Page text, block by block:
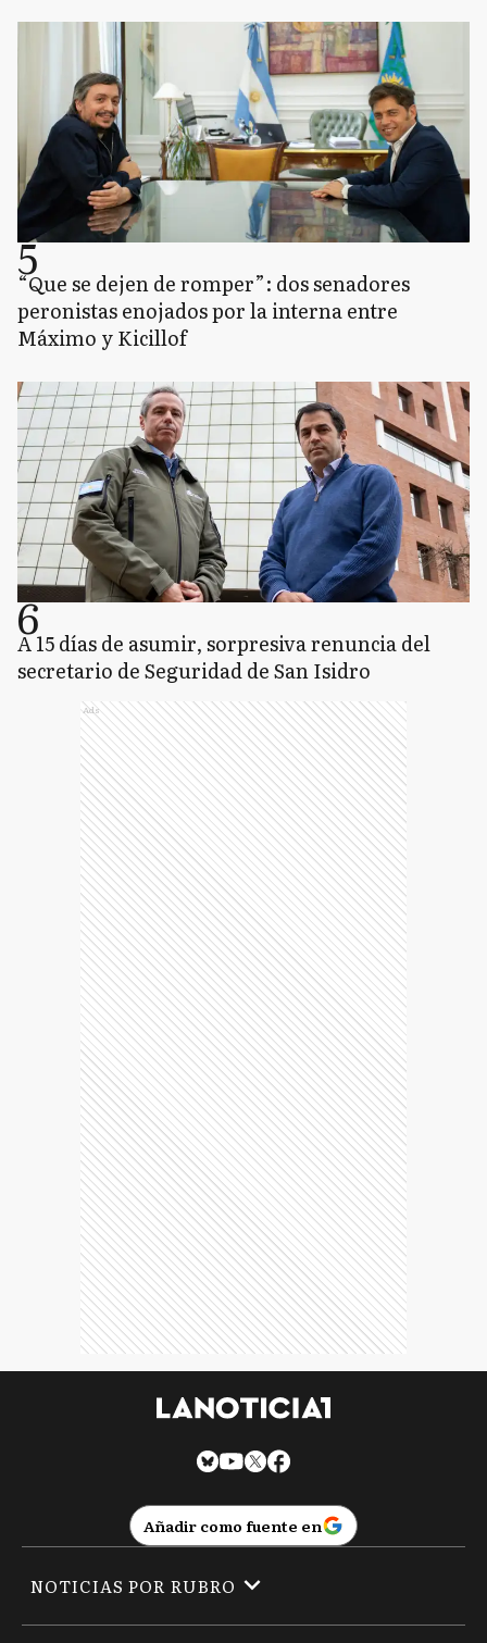
5
“Que se dejen de romper”: dos senadores
peronistas enojados por la interna entre
Máximo y Kicillof
6
A 15 días de asumir, sorpresiva renuncia del
secretario de Seguridad de San Isidro
Ads
Añadir como fuente en
NOTICIAS POR RUBRO